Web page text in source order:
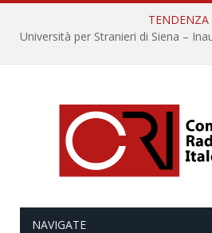
TENDENZA
NAVIGATE